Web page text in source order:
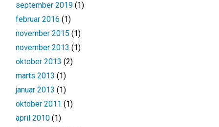
september 2019 (1)
februar 2016 (1)
november 2015 (1)
november 2013 (1)
oktober 2013 (2)
marts 2013 (1)
januar 2013 (1)
oktober 2011 (1)
april 2010 (1)